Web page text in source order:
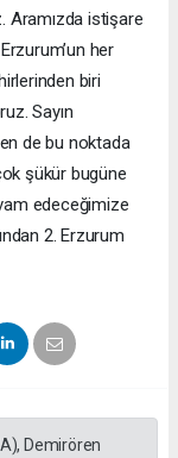
Aramızda istişare
her
biri
Sayın
de bu noktada
şükür bugüne
edeceğimize
2. Erzurum
Demirören